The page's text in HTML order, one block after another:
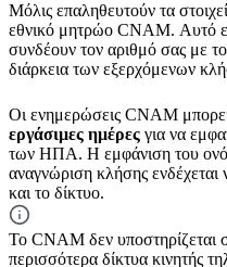
Μόλις επαληθευτούν τα
εθνικό μητρώο CNAM. Αυτό
συνδέουν τον αριθμό σας με
διάρκεια των εξερχόμενων
Οι ενημερώσεις CNAM
εργάσιμες ημέρες για να
των ΗΠΑ. Η εμφάνιση του
αναγνώριση κλήσης
και το δίκτυο.
Το CNAM δεν υποστηρίζεται
περισσότερα δίκτυα κινητής